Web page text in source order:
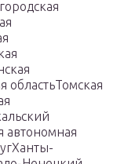
областьТомская
автономная